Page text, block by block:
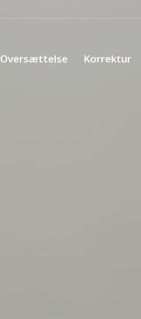
Oversættelse Korrektur